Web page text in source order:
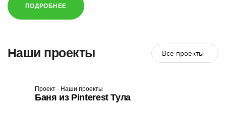
ПОДРОБНЕЕ
Наши проекты Все проекты
Проект · Наши проекты
Баня из Pinterest Тула